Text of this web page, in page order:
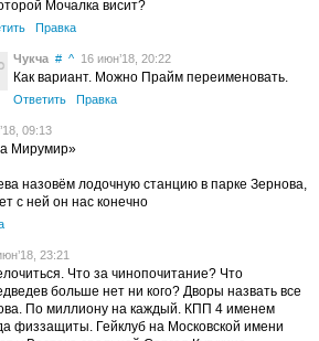
Мочалка висит?
Правка
Чукча # ^ 16 июн’18, 20:22
Как вариант. Можно Прайм переименовать.
Ответить Правка
09:13
Мирумир»
назовём лодочную станцию в парке Зернова,
с ней он нас конечно
23:21
Что за чинопочитание? Что
больше нет ни кого? Дворы назвать все
По миллиону на каждый. КПП 4 именем
физзащиты. Гейклуб на Московской имени